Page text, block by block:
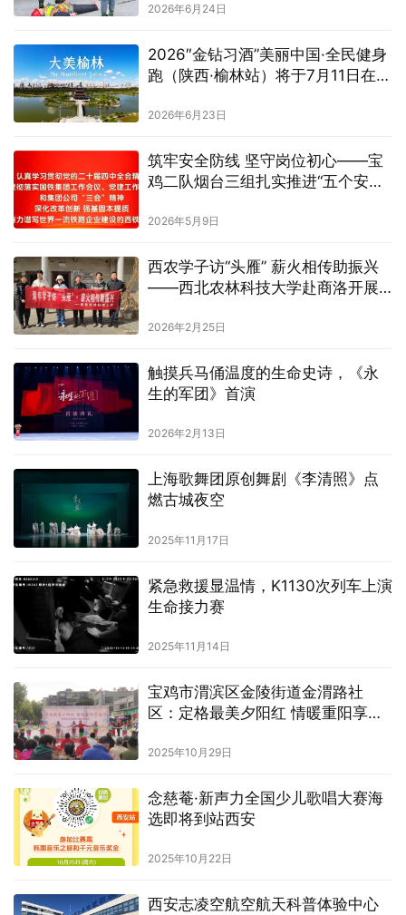
2026年6月24日
2026″金钻习酒”美丽中国·全民健身
跑（陕西·榆林站）将于7月11日在榆
2026年6月23日
筑牢安全防线 坚守岗位初心——宝
鸡二队烟台三组扎实推进“五个安全
2026年5月9日
西农学子访“头雁” 薪火相传助振兴
——西北农林科技大学赴商洛开展
2026年2月25日
触摸兵马俑温度的生命史诗，《永
生的军团》首演
2026年2月13日
上海歌舞团原创舞剧《李清照》点
燃古城夜空
2025年11月17日
紧急救援显温情，K1130次列车上演
生命接力赛
2025年11月14日
宝鸡市渭滨区金陵街道金渭路社
区：定格最美夕阳红 情暖重阳享温
2025年10月29日
念慈菴·新声力全国少儿歌唱大赛海
选即将到站西安
2025年10月22日
西安志凌空航空航天科普体验中心